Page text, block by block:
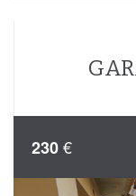
230€